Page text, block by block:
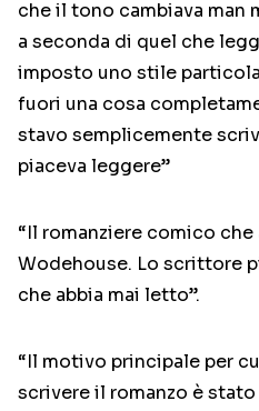
che il tono cambiava man
a seconda di quel che
imposto uno stile
fuori una cosa
stavo semplicemente
piaceva leggere”
“Il romanziere comico che
Wodehouse. Lo scrittore
che abbia mai letto”.
“Il motivo principale per
scrivere il romanzo è